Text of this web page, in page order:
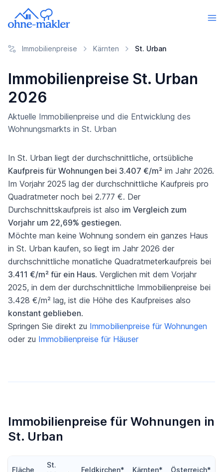
Immobilienpreise Kärnten St. Urban
Immobilienpreise St. Urban
2026
Aktuelle Immobilienpreise und die Entwicklung des
Wohnungsmarkts in St. Urban
In St. Urban liegt der durchschnittliche, ortsübliche
Kaufpreis für Wohnungen bei 3.407 €/m² im Jahr 2026.
Im Vorjahr 2025 lag der durchschnittliche Kaufpreis pro
Quadratmeter noch bei 2.777 €. Der
Durchschnittskaufpreis ist also im Vergleich zum
Vorjahr um 22,69% gestiegen.
Möchte man keine Wohnung sondern ein ganzes Haus
in St. Urban kaufen, so liegt im Jahr 2026 der
durchschnittliche monatliche Quadratmeterkaufpreis bei
3.411 €/m² für ein Haus. Verglichen mit dem Vorjahr
2025, in dem der durchschnittliche Immobilienpreise bei
3.428 €/m² lag, ist die Höhe des Kaufpreises also
konstant geblieben.
Springen Sie direkt zu Immobilienpreise für Wohnungen
oder zu Immobilienpreise für Häuser
Immobilienpreise für Wohnungen in
St. Urban
Fläche
St.
Feldkirchen* Kärnten* Österreich*